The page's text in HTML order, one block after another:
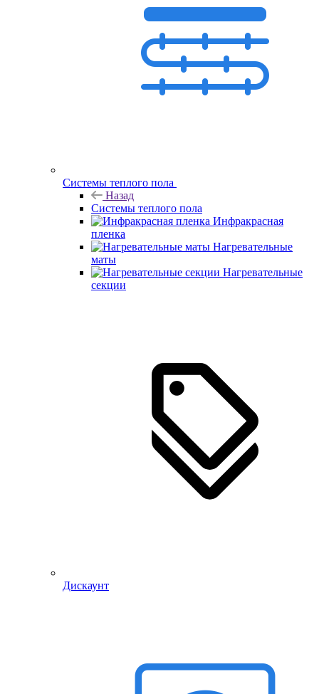
Системы теплого пола
Назад
Системы теплого пола
Инфракрасная
пленка
Нагревательные
маты
Нагревательные
секции
Дискаунт